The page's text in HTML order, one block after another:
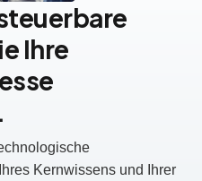
Ihre
Kernwissens und Ihrer